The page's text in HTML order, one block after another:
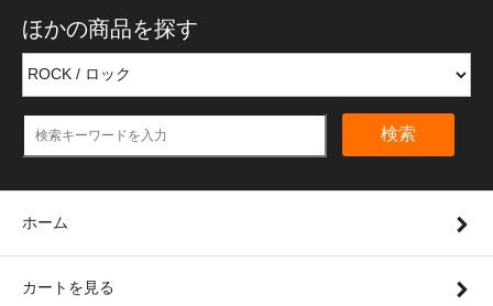
ほかの商品を探す
検索
ホーム
カートを見る